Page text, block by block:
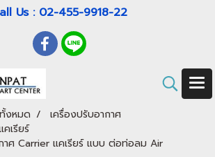
Us : 02-455-9918-22
งหมด
เครื่องปรับอากาศ
เรียร์
าศ Carrier แคเรียร์ แบบ ต่อท่อลม Air